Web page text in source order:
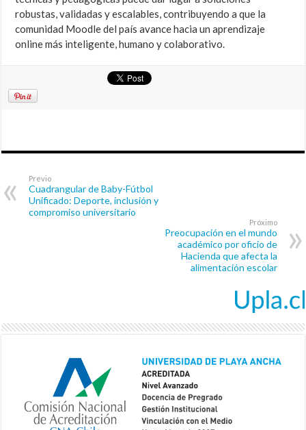
robustas, validadas y escalables, contribuyendo a que la
comunidad Moodle del país avance hacia un aprendizaje
online más inteligente, humano y colaborativo.
Previo
Cuadrangular de Baby-Fútbol
Unificado: Deporte, inclusión y
compromiso universitario
Próximo
Preocupación en el mundo
académico por oficio de
Hacienda que afecta la
alimentación escolar